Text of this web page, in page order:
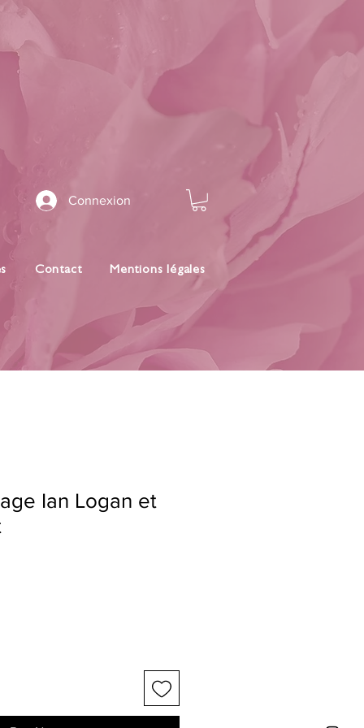
Connexion
Contact Mentions légales
Ian Logan et